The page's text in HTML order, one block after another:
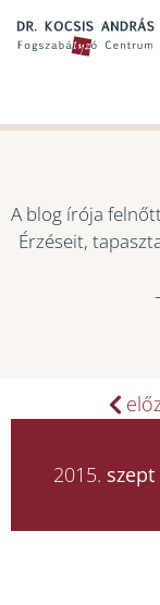
A blog írója
Érzéseit,
2015. szept